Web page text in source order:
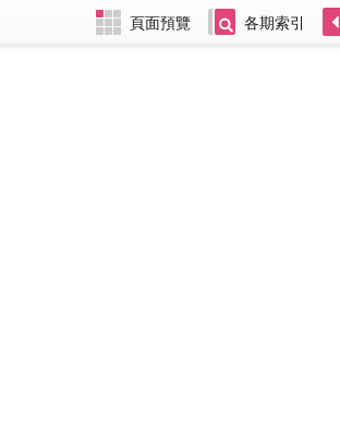
頁面預覽 各期索引